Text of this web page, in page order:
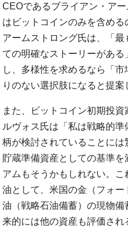
CEOであるブライアン・ア
はビットコインのみを含める
アームストロング氏は、「
ての明確なストーリーがあ
し、多様性を求めるなら「
りのない選択肢になると提案
また、ビットコイン初期投
ルヴォス氏は「私は戦略的
柄が検討されていることに
貯蔵準備資産としての基準
アムもそうかもしれない。
油として、米国の金（フォ
油（戦略石油備蓄）の現物
来的には他の資産も評価さ